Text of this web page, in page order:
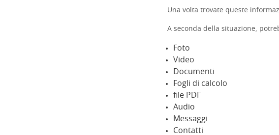
Una volta trovate queste
A seconda della situazione,
Foto
Video
Documenti
Fogli di calcolo
file PDF
Audio
Messaggi
Contatti